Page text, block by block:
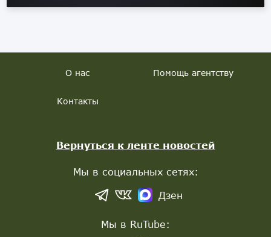
О нас Помощь агентству
Контакты
Вернуться к ленте новостей
Мы в социальных сетях:
Дзен
Мы в RuTube: